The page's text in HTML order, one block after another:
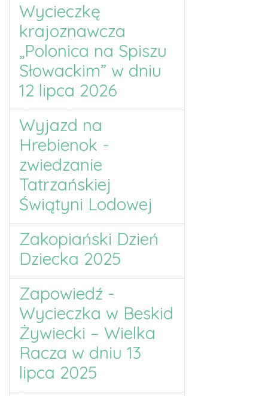
Wycieczkę
krajoznawcza
„Polonica na Spiszu
Słowackim” w dniu
12 lipca 2026
Wyjazd na
Hrebienok -
zwiedzanie
Tatrzańskiej
Świątyni Lodowej
Zakopiański Dzień
Dziecka 2025
Zapowiedź -
Wycieczka w Beskid
Żywiecki – Wielka
Racza w dniu 13
lipca 2025